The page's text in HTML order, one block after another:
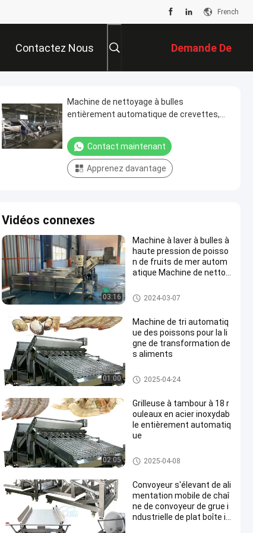
French
Contactez Nous Demande De
Machine de nettoyage à bulles
entièrement automatique de crevettes,
de légumes et de fruits industriels
Contact maintenant
Apprenez davantage
Vidéos connexes
03:16
Machine à laver à bulles à
haute pression de poisso
n de fruits de mer autom
atique Machine de nettoy
la bande transporteuse
Machine de lavage du poisson
2024-03-07
01:00
Machine de tri automatiq
ue des poissons pour la li
gne de transformation de
s aliments
Machine d'évaluation de creve
tte
2025-04-24
02:05
Grilleuse à tambour à 18 r
ouleaux en acier inoxydab
le entièrement automatiq
ue
Machine d'évaluation de creve
tte
2025-04-08
Convoyeur s'élevant de ali
mentation mobile de chaî
ne de convoyeur de grue i
ndustrielle de plat boîte is